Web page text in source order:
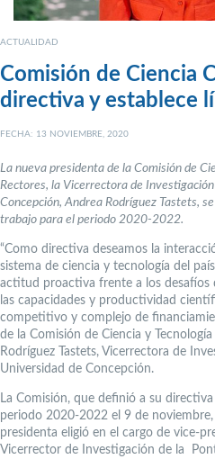
ACTUALIDAD
Comisión de Ciencia
directiva y establece
FECHA: 13 NOVIEMBRE, 2020
La nueva presidenta de la Comisión de
Rectores, la Vicerrectora de
Concepción, Andrea Rodríguez Tastets,
trabajo para el periodo 2020-2022.
“Como directiva deseamos la
sistema de ciencia y tecnología del
actitud proactiva frente a los desafíos
las capacidades y productividad
competitivo y complejo de
de la Comisión de Ciencia y
Rodríguez Tastets, Vicerrectora de
Universidad de Concepción.
La Comisión, que definió a su
periodo 2020-2022 el 9 de
presidenta eligió en el cargo de vice-
Vicerrector de Investigación de la